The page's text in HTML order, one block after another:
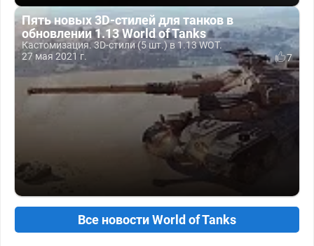
Пять новых 3D-стилей для танков в
обновлении 1.13 World of Tanks
Кастомизация. 3D-стили (5 шт.) в 1.13 WOT.
27 мая 2021 г.
7
Все новости World of Tanks